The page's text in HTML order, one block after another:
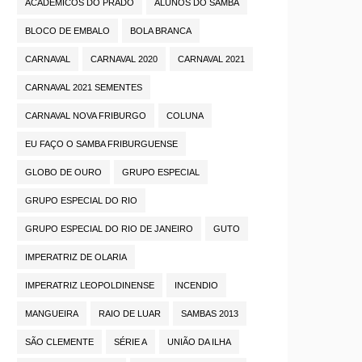
ACADÊMICOS DO PRADO ALUNOS DO SAMBA
BLOCO DE EMBALO BOLA BRANCA
CARNAVAL CARNAVAL 2020 CARNAVAL 2021
CARNAVAL 2021 SEMENTES
CARNAVAL NOVA FRIBURGO COLUNA
EU FAÇO O SAMBA FRIBURGUENSE
GLOBO DE OURO GRUPO ESPECIAL
GRUPO ESPECIAL DO RIO
GRUPO ESPECIAL DO RIO DE JANEIRO GUTO
IMPERATRIZ DE OLARIA
IMPERATRIZ LEOPOLDINENSE INCENDIO
MANGUEIRA RAIO DE LUAR SAMBAS 2013
SÃO CLEMENTE SÉRIE A UNIÃO DA ILHA